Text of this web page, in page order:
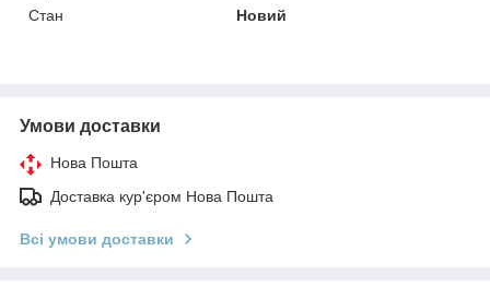
Стан
Новий
Умови доставки
Нова Пошта
Доставка кур'єром Нова Пошта
Всі умови доставки